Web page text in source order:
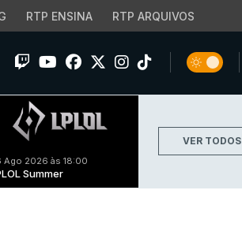
RTP ENSINA RTP ARQUIVOS
Ago 2026 às 18:00
Summer
VER TODOS